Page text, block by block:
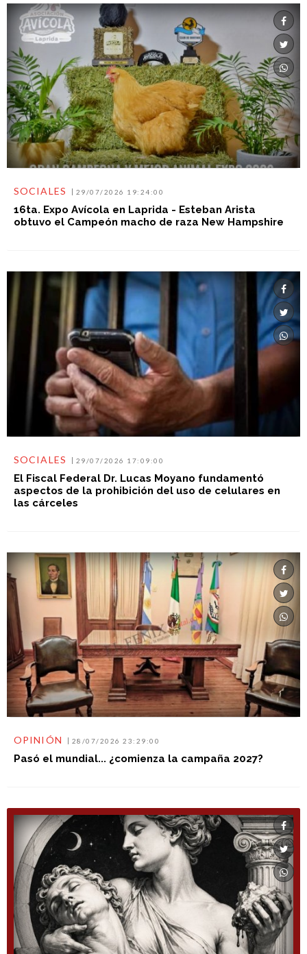
SOCIALES 29/07/2026 19:24:00
16ta. Expo Avícola en Laprida - Esteban Arista
obtuvo el Campeón macho de raza New Hampshire
SOCIALES 29/07/2026 17:09:00
El Fiscal Federal Dr. Lucas Moyano fundamentó
aspectos de la prohibición del uso de celulares en
las cárceles
OPINIÓN 28/07/2026 23:29:00
Pasó el mundial... ¿comienza la campaña 2027?